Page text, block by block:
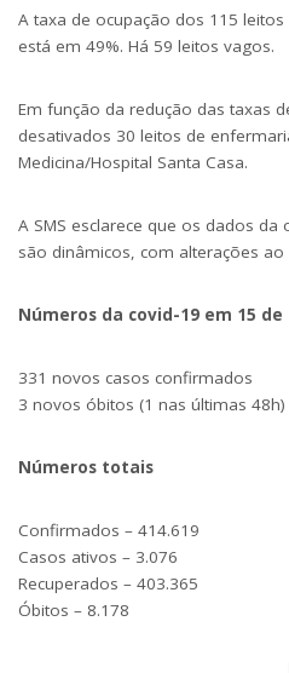
A taxa de ocupação dos 115
está em 49%. Há 59 leitos vagos.
Em função da redução das taxas
desativados 30 leitos de
Medicina/Hospital Santa Casa.
A SMS esclarece que os dados
são dinâmicos, com alterações
Números da covid-19 em 15 de
331 novos casos confirmados
3 novos óbitos (1 nas últimas 48h)
Números totais
Confirmados – 414.619
Casos ativos – 3.076
Recuperados – 403.365
Óbitos – 8.178